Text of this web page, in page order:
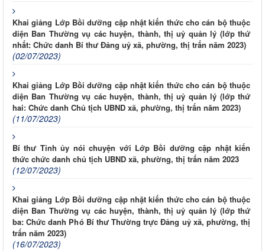
Khai giảng Lớp Bồi dưỡng cập nhật kiến thức cho cán bộ thuộc
diện Ban Thường vụ các huyện, thành, thị uỷ quản lý (lớp thứ
nhất: Chức danh Bí thư Đảng uỷ xã, phường, thị trấn năm 2023)
(02/07/2023)
Khai giảng Lớp Bồi dưỡng cập nhật kiến thức cho cán bộ thuộc
diện Ban Thường vụ các huyện, thành, thị uỷ quản lý (lớp thứ
hai: Chức danh Chủ tịch UBND xã, phường, thị trấn năm 2023)
(11/07/2023)
Bí thư Tỉnh ủy nói chuyện với Lớp Bồi dưỡng cập nhật kiến
thức chức danh chủ tịch UBND xã, phường, thị trấn năm 2023
(12/07/2023)
Khai giảng Lớp Bồi dưỡng cập nhật kiến thức cho cán bộ thuộc
diện Ban Thường vụ các huyện, thành, thị uỷ quản lý (lớp thứ
ba: Chức danh Phó Bí thư Thường trực Đảng uỷ xã, phường, thị
trấn năm 2023)
(16/07/2023)